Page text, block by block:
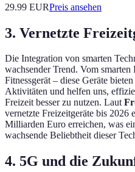
29.99 EURPreis ansehen
3. Vernetzte
Die Integration von smarten
wachsender Trend. Vom
Fitnessgerät – diese Geräte
Aktivitäten und helfen uns,
Freizeit besser zu nutzen. Laut
vernetzte Freizeitgeräte bis 2026
Milliarden Euro erreichen, was
wachsende Beliebtheit dieser
4. 5G und die